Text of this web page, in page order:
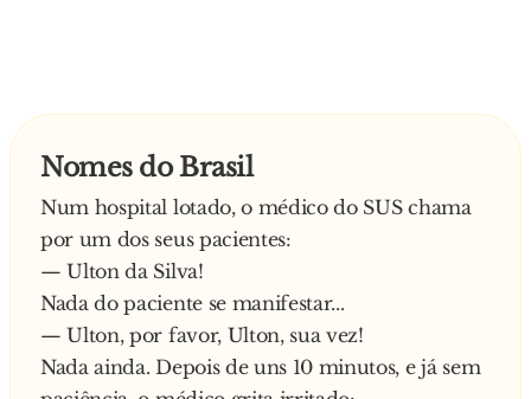
Nomes do Brasil
Num hospital lotado, o médico do SUS chama
por um dos seus pacientes:
— Ulton da Silva!
Nada do paciente se manifestar...
— Ulton, por favor, Ulton, sua vez!
Nada ainda. Depois de uns 10 minutos, e já sem